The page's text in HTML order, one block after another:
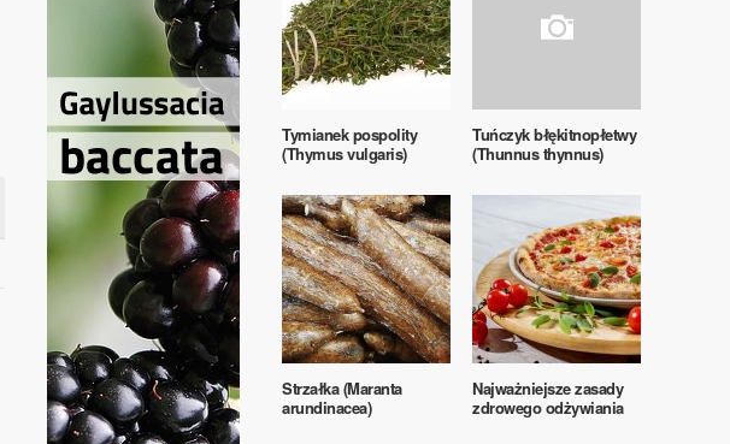
Tymianek pospolity
(Thymus vulgaris)
Tuńczyk błękitnopłetwy
(Thunnus thynnus)
Strzałka (Maranta
arundinacea)
Najważniejsze zasady
zdrowego odżywiania